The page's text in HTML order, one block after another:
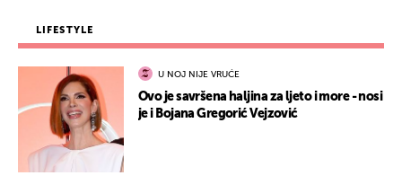
LIFESTYLE
U NOJ NIJE VRUĆE
Ovo je savršena haljina za ljeto i more - nosi
je i Bojana Gregorić Vejzović